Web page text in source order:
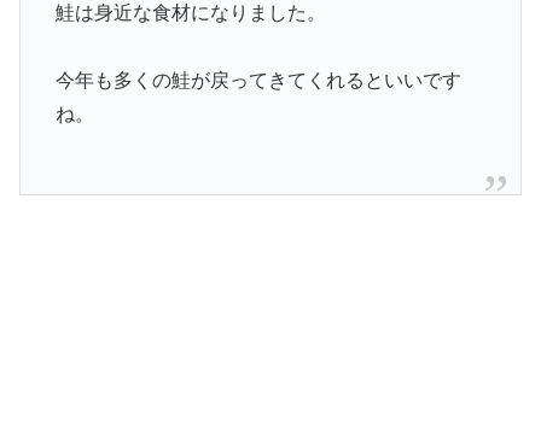
鮭は身近な食材になりました。
今年も多くの鮭が戻ってきてくれるといいです
ね。